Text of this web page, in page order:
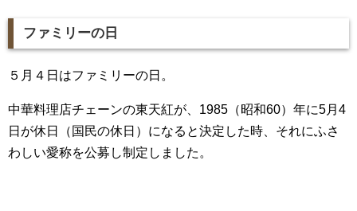
ファミリーの日
５月４日はファミリーの日。
中華料理店チェーンの東天紅が、1985（昭和60）年に5月4
日が休日（国民の休日）になると決定した時、それにふさ
わしい愛称を公募し制定しました。